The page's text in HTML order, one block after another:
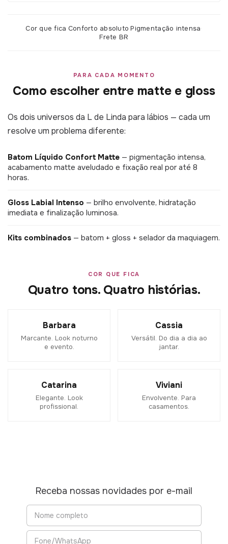
Cor que fica·Conforto absoluto·Pigmentação intensa·
Frete BR
PARA CADA MOMENTO
Como escolher entre matte e gloss
Os dois universos da L de Linda para lábios — cada um
resolve um problema diferente:
Batom Líquido Confort Matte — pigmentação intensa,
acabamento matte aveludado e fixação real por até 8
horas.
Gloss Labial Intenso — brilho envolvente, hidratação
imediata e finalização luminosa.
Kits combinados — batom + gloss + selador da maquiagem.
COR QUE FICA
Quatro tons. Quatro histórias.
Barbara
Marcante. Look noturno
e evento.
Cassia
Versátil. Do dia a dia ao
jantar.
Catarina
Elegante. Look
profissional.
Viviani
Envolvente. Para
casamentos.
Receba nossas novidades por e-mail